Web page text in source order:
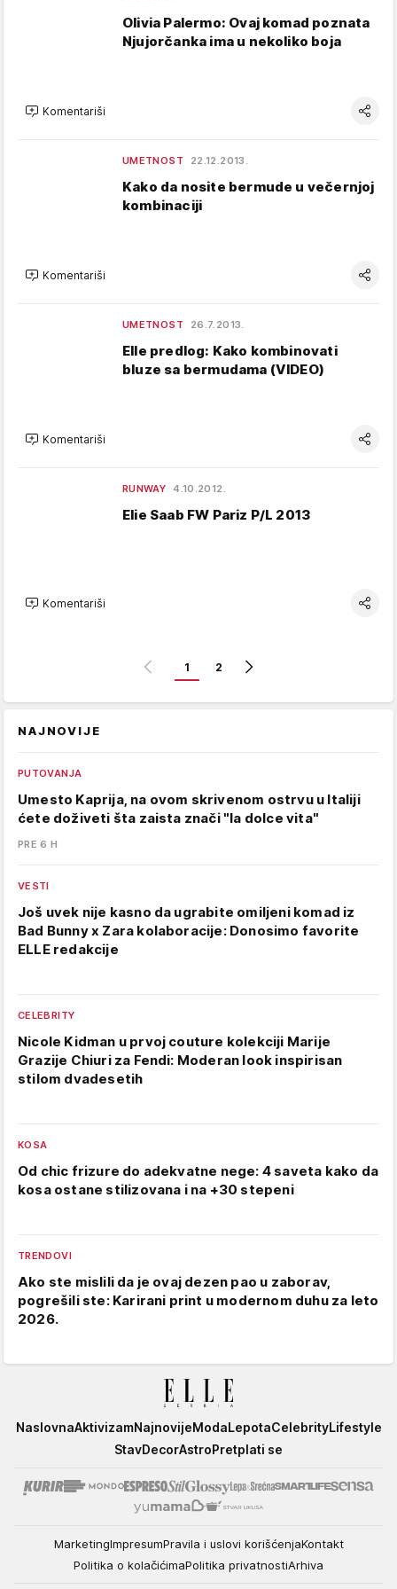
Olivia Palermo: Ovaj komad poznata
Njujorčanka ima u nekoliko boja
Komentariši
UMETNOST 22.12.2013.
Kako da nosite bermude u večernjoj
kombinaciji
Komentariši
UMETNOST 26.7.2013.
Elle predlog: Kako kombinovati
bluze sa bermudama (VIDEO)
Komentariši
RUNWAY 4.10.2012.
Elie Saab FW Pariz P/L 2013
Komentariši
1 2
NAJNOVIJE
PUTOVANJA
Umesto Kaprija, na ovom skrivenom ostrvu u Italiji
ćete doživeti šta zaista znači "la dolce vita"
PRE 6 H
VESTI
Još uvek nije kasno da ugrabite omiljeni komad iz
Bad Bunny x Zara kolaboracije: Donosimo favorite
ELLE redakcije
CELEBRITY
Nicole Kidman u prvoj couture kolekciji Marije
Grazije Chiuri za Fendi: Moderan look inspirisan
stilom dvadesetih
KOSA
Od chic frizure do adekvatne nege: 4 saveta kako da
kosa ostane stilizovana i na +30 stepeni
TRENDOVI
Ako ste mislili da je ovaj dezen pao u zaborav,
pogrešili ste: Karirani print u modernom duhu za leto
2026.
Elle
NaslovnaAktivizamNajnovijeModaLepotaCelebrityLifestyle
StavDecorAstroPretplati se
MarketingImpresumPravila i uslovi korišćenjaKontakt
Politika o kolačićimaPolitika privatnostiArhiva